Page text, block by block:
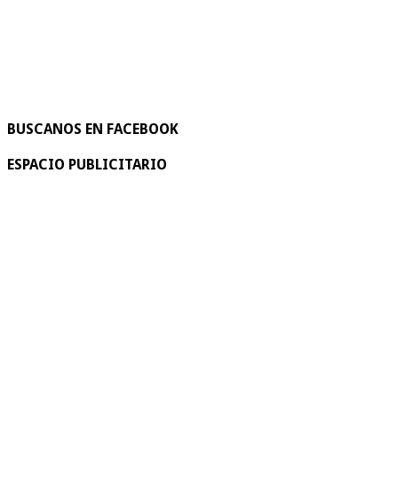
BUSCANOS EN FACEBOOK
ESPACIO PUBLICITARIO